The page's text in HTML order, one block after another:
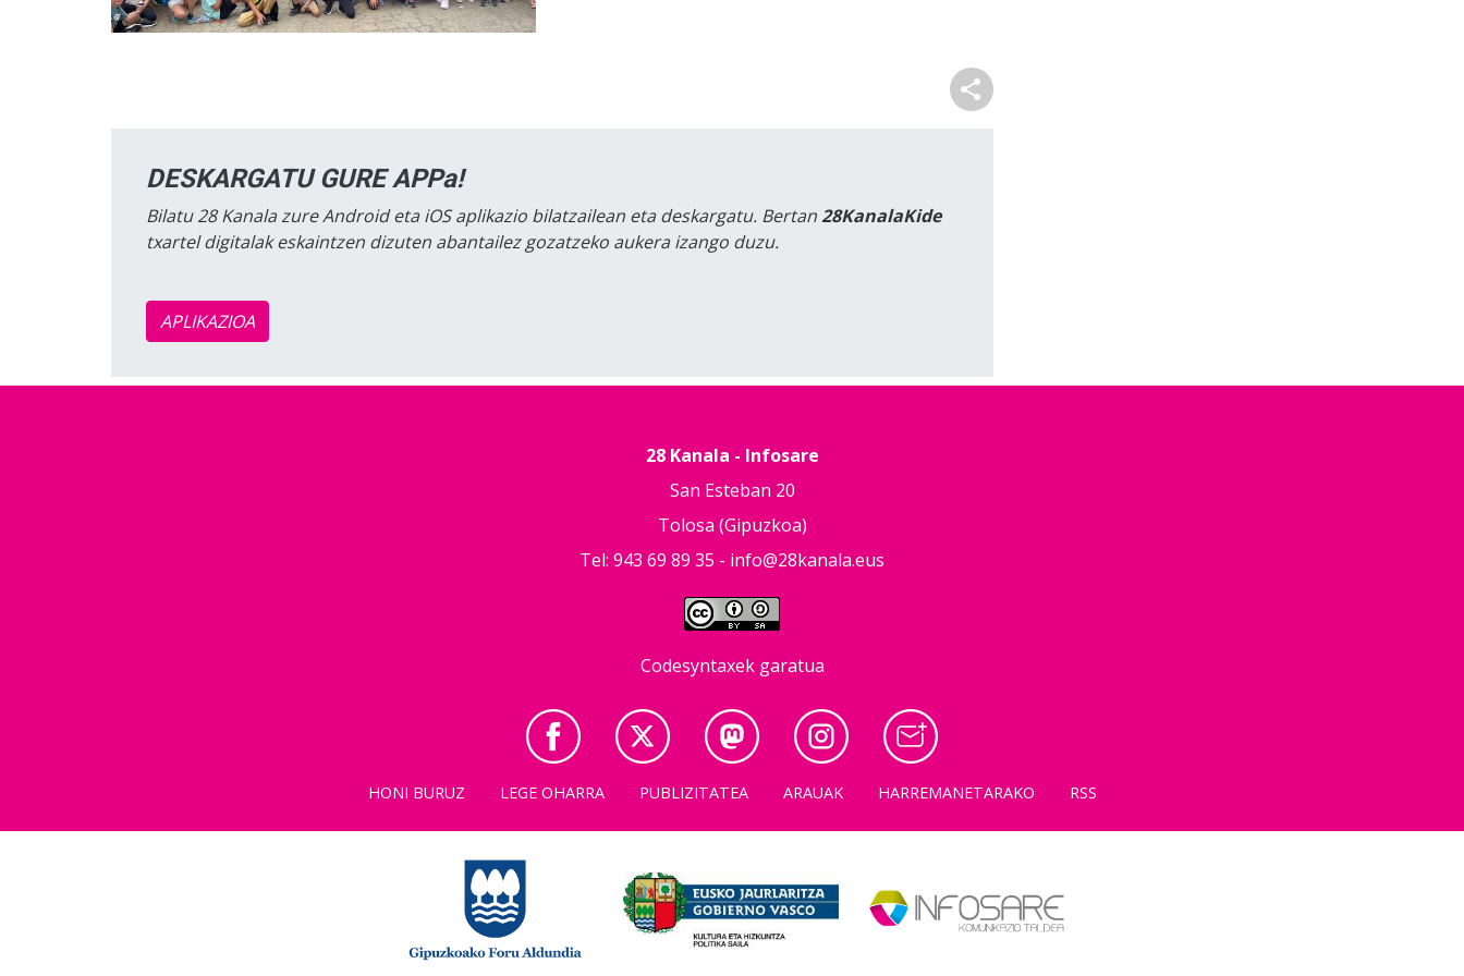
DESKARGATU GURE APPa!
Bilatu 28 Kanala zure Android eta iOS aplikazio bilatzailean eta deskargatu. Bertan28KanalaKide
txartel digitalak eskaintzen dizuten abantailez gozatzeko aukera izango duzu.
APLIKAZIOA
28 Kanala - Infosare
San Esteban 20
Tolosa (Gipuzkoa)
Tel: 943 69 89 35 - info@28kanala.eus
Codesyntaxek garatua
HONI BURUZ LEGE OHARRA PUBLIZITATEA ARAUAK HARREMANETARAKO RSS